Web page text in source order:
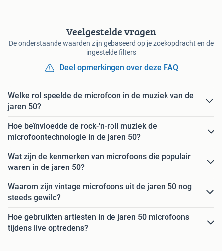
Veelgestelde vragen
De onderstaande waarden zijn gebaseerd op je zoekopdracht en de
ingestelde filters
Deel opmerkingen over deze FAQ
Welke rol speelde de microfoon in de muziek van de
jaren 50?
Hoe beïnvloedde de rock-'n-roll muziek de
microfoontechnologie in de jaren 50?
Wat zijn de kenmerken van microfoons die populair
waren in de jaren 50?
Waarom zijn vintage microfoons uit de jaren 50 nog
steeds gewild?
Hoe gebruikten artiesten in de jaren 50 microfoons
tijdens live optredens?